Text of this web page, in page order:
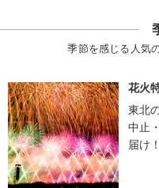
季節を感じる人気
花火
東北
中止
届け！